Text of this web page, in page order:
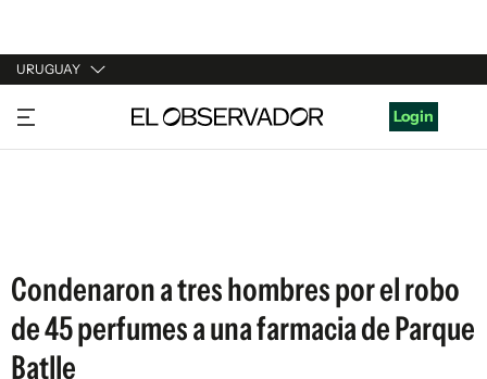
URUGUAY
URUGUAY
ARGENTINA
Login
Condenaron a tres hombres por el robo
de 45 perfumes a una farmacia de Parque
Batlle